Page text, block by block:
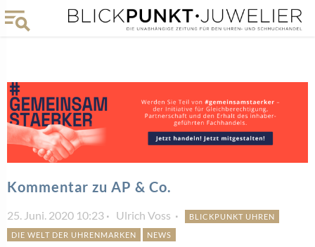
Kommentar zu AP & Co.
25. Juni. 2020 10:23 Ulrich Voss
BLICKPUNKT UHREN
DIE WELT DER UHRENMARKEN
NEWS